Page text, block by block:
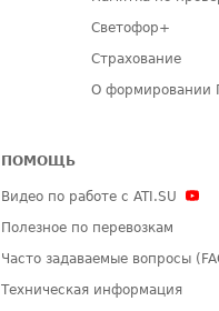
Светофор+
Страхование
О формировании
ПОМОЩЬ
Видео по работе с ATI.SU
Полезное по перевозкам
Часто задаваемые вопросы
Техническая информация